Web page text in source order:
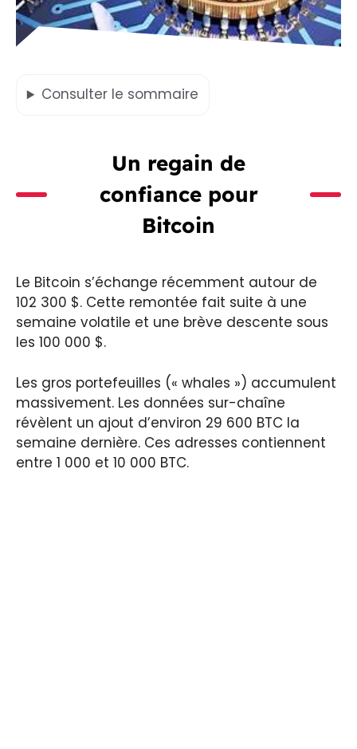
Consulter le sommaire
Un regain de
confiance pour
Bitcoin
Le Bitcoin s’échange récemment autour de
102 300 $. Cette remontée fait suite à une
semaine volatile et une brève descente sous
les 100 000 $.
Les gros portefeuilles (« whales ») accumulent
massivement. Les données sur-chaîne
révèlent un ajout d’environ 29 600 BTC la
semaine dernière. Ces adresses contiennent
entre 1 000 et 10 000 BTC.